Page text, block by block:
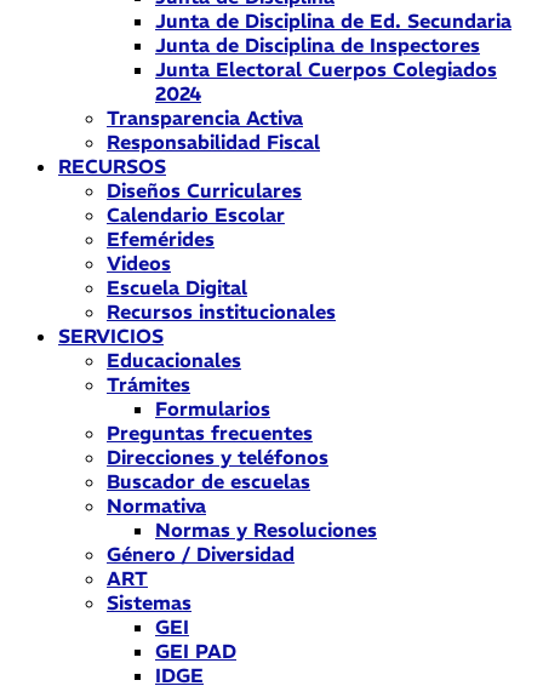
Junta de Disciplina de Ed. Secundaria
Junta de Disciplina de Inspectores
Junta Electoral Cuerpos Colegiados
2024
Transparencia Activa
Responsabilidad Fiscal
RECURSOS
Diseños Curriculares
Calendario Escolar
Efemérides
Videos
Escuela Digital
Recursos institucionales
SERVICIOS
Educacionales
Trámites
Formularios
Preguntas frecuentes
Direcciones y teléfonos
Buscador de escuelas
Normativa
Normas y Resoluciones
Género / Diversidad
ART
Sistemas
GEI
GEI PAD
IDGE